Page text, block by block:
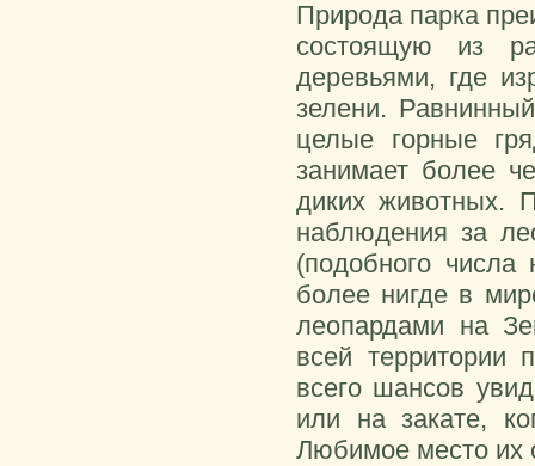
Природа парка
состоящую из
деревьями, где
зелени.
целые горные
занимает более
диких животных.
наблюдения за
(подобного числа
более нигде в
леопардами на
всей территории
всего шансов
или на закате,
Любимое место их